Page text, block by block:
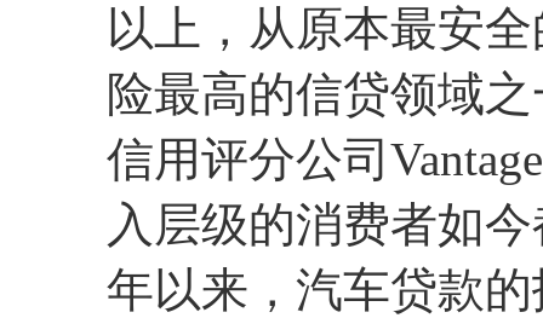
以上，从原本最安
险最高的信贷领域
信用评分公司
入层级的消费者如
年以来，汽车贷款